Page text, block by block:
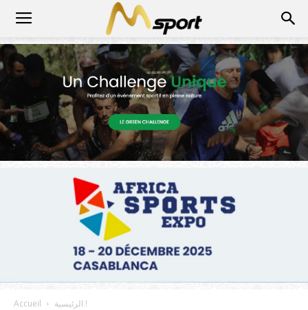
Accueil الرئيسية !